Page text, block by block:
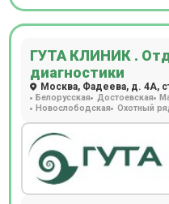
ГУТА КЛИНИК .
диагностики
Москва, Фадеева, д. 4А,
Белорусская Достоевская
Новослободская Охотный